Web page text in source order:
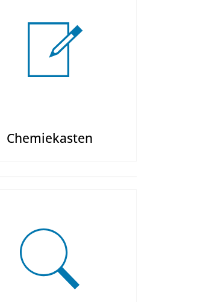
Chemiekasten